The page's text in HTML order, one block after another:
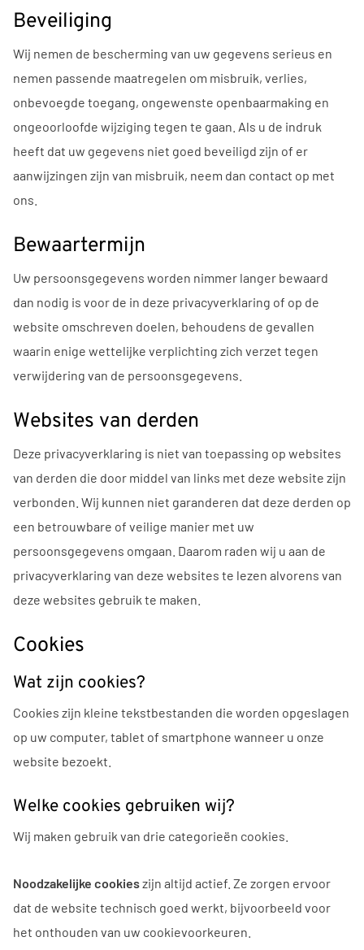
Beveiliging
Wij nemen de bescherming van uw gegevens serieus en
nemen passende maatregelen om misbruik, verlies,
onbevoegde toegang, ongewenste openbaarmaking en
ongeoorloofde wijziging tegen te gaan. Als u de indruk
heeft dat uw gegevens niet goed beveiligd zijn of er
aanwijzingen zijn van misbruik, neem dan contact op met
ons.
Bewaartermijn
Uw persoonsgegevens worden nimmer langer bewaard
dan nodig is voor de in deze privacyverklaring of op de
website omschreven doelen, behoudens de gevallen
waarin enige wettelijke verplichting zich verzet tegen
verwijdering van de persoonsgegevens.
Websites van derden
Deze privacyverklaring is niet van toepassing op websites
van derden die door middel van links met deze website zijn
verbonden. Wij kunnen niet garanderen dat deze derden op
een betrouwbare of veilige manier met uw
persoonsgegevens omgaan. Daarom raden wij u aan de
privacyverklaring van deze websites te lezen alvorens van
deze websites gebruik te maken.
Cookies
Wat zijn cookies?
Cookies zijn kleine tekstbestanden die worden opgeslagen
op uw computer, tablet of smartphone wanneer u onze
website bezoekt.
Welke cookies gebruiken wij?
Wij maken gebruik van drie categorieën cookies.
Noodzakelijke cookieszijn altijd actief. Ze zorgen ervoor
dat de website technisch goed werkt, bijvoorbeeld voor
het onthouden van uw cookievoorkeuren.